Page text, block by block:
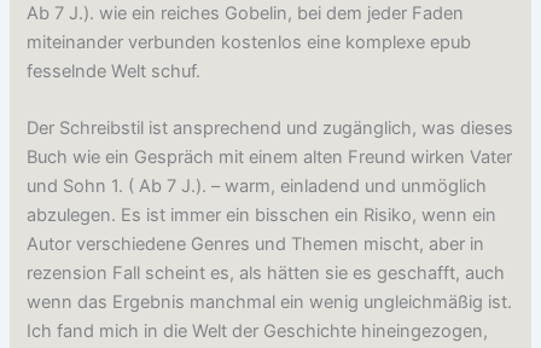
Ab 7 J.). wie ein reiches Gobelin, bei dem jeder Faden
miteinander verbunden kostenlos eine komplexe epub
fesselnde Welt schuf.
Der Schreibstil ist ansprechend und zugänglich, was dieses
Buch wie ein Gespräch mit einem alten Freund wirken Vater
und Sohn 1. ( Ab 7 J.). – warm, einladend und unmöglich
abzulegen. Es ist immer ein bisschen ein Risiko, wenn ein
Autor verschiedene Genres und Themen mischt, aber in
rezension Fall scheint es, als hätten sie es geschafft, auch
wenn das Ergebnis manchmal ein wenig ungleichmäßig ist.
Ich fand mich in die Welt der Geschichte hineingezogen,